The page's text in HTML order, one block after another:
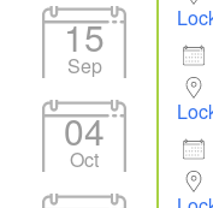
15
Sep
04
Oct